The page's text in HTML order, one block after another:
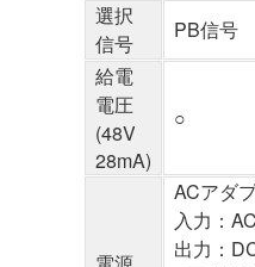
選択
信号
PB信号
給電
電圧
(48V
28mA)
○
ACアダ
入力：
出力：